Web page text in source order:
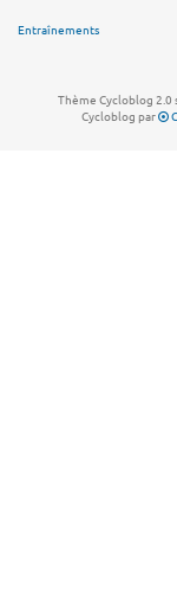
Entraînements
Thème Cycloblog 2.0
Cycloblog par